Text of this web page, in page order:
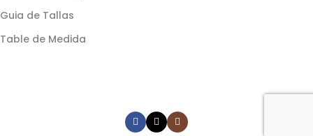
Guia de Tallas
Table de Medida